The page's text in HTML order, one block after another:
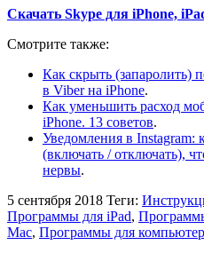
Скачать Skype для iPhone,
Смотрите также:
Как скрыть (запаролить)
в Viber на iPhone.
Как уменьшить расход
iPhone. 13 советов.
Уведомления в Instagram:
(включать / отключать),
нервы.
5 сентября 2018 Теги:
Программы для iPad,
Mac, Программы для